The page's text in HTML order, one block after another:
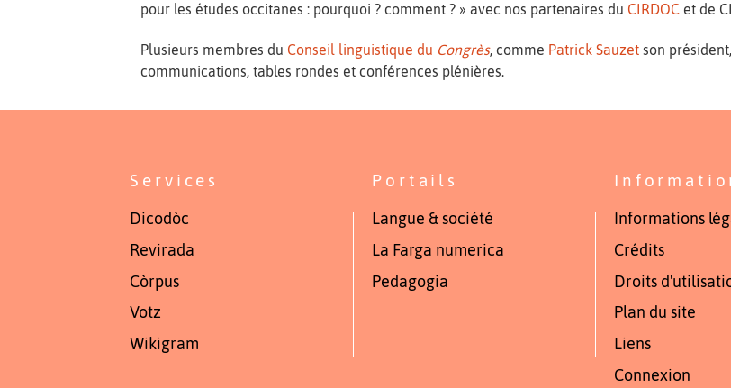
pour les études occitanes : pourquoi ? comment ? » avec nos partenaires du CIRDOC et de
Plusieurs membres du Conseil linguistique du Congrès, comme Patrick Sauzet son
communications, tables rondes et conférences plénières.
Services
Dicodòc
Revirada
Còrpus
Votz
Wikigram
Portails
Langue & société
La Farga numerica
Pedagogia
Informations
Crédits
Droits
Plan du site
Liens
Connexion